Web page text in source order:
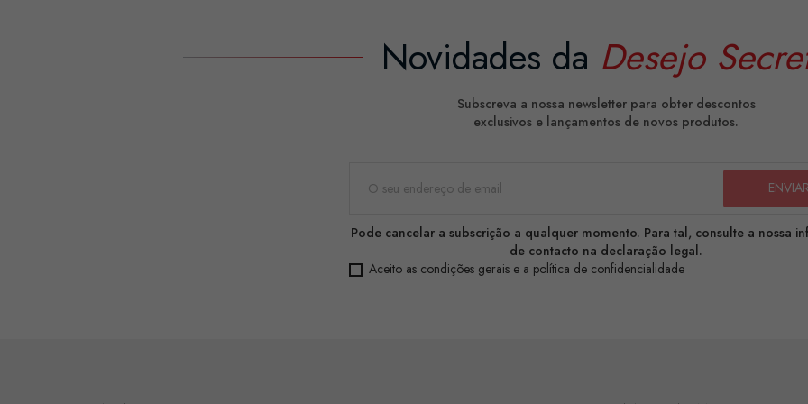
Novidades da Desejo
Subscreva a nossa newsletter para obter descontos
exclusivos e lançamentos de novos produtos.
Pode cancelar a subscrição a qualquer momento. Para tal, consulte a nossa
de contacto na declaração legal.
Aceito as condições gerais e a política de confidencialidade